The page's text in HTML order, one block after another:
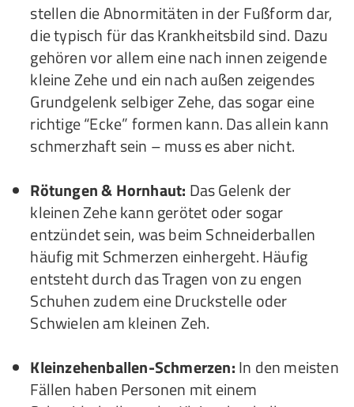
stellen die Abnormitäten in der Fußform dar,
die typisch für das Krankheitsbild sind. Dazu
gehören vor allem eine nach innen zeigende
kleine Zehe und ein nach außen zeigendes
Grundgelenk selbiger Zehe, das sogar eine
richtige “Ecke” formen kann. Das allein kann
schmerzhaft sein – muss es aber nicht.
Rötungen & Hornhaut: Das Gelenk der
kleinen Zehe kann gerötet oder sogar
entzündet sein, was beim Schneiderballen
häufig mit Schmerzen einhergeht. Häufig
entsteht durch das Tragen von zu engen
Schuhen zudem eine Druckstelle oder
Schwielen am kleinen Zeh.
Kleinzehenballen-Schmerzen:In den meisten
Fällen haben Personen mit einem